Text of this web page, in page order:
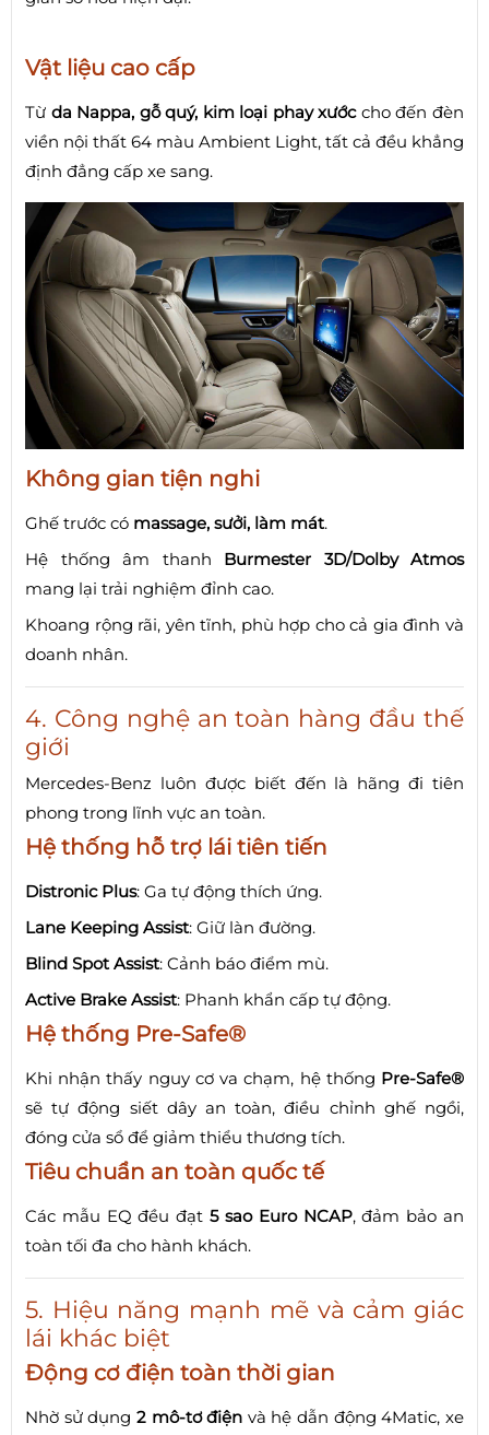
Vật liệu cao cấp
Từ da Nappa, gỗ quý, kim loại phay xướccho đến đèn
viền nội thất 64 màu Ambient Light, tất cả đều khẳng
định đẳng cấp xe sang.
Không gian tiện nghi
Ghế trước có massage, sưởi, làm mát.
Hệ thống âm thanh Burmester 3D/Dolby Atmos
mang lại trải nghiệm đỉnh cao.
Khoang rộng rãi, yên tĩnh, phù hợp cho cả gia đình và
doanh nhân.
4. Công nghệ an toàn hàng đầu thế
giới
Mercedes-Benz luôn được biết đến là hãng đi tiên
phong trong lĩnh vực an toàn.
Hệ thống hỗ trợ lái tiên tiến
Distronic Plus: Ga tự động thích ứng.
Lane Keeping Assist: Giữ làn đường.
Blind Spot Assist: Cảnh báo điểm mù.
Active Brake Assist: Phanh khẩn cấp tự động.
Hệ thống Pre-Safe®
Khi nhận thấy nguy cơ va chạm, hệ thống Pre-Safe®
sẽ tự động siết dây an toàn, điều chỉnh ghế ngồi,
đóng cửa sổ để giảm thiểu thương tích.
Tiêu chuẩn an toàn quốc tế
Các mẫu EQ đều đạt5 sao Euro NCAP, đảm bảo an
toàn tối đa cho hành khách.
5. Hiệu năng mạnh mẽ và cảm giác
lái khác biệt
Động cơ điện toàn thời gian
Nhờ sử dụng 2 mô-tơ điện và hệ dẫn động 4Matic, xe